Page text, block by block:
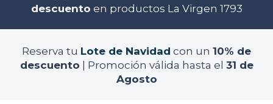
descuento en productos La Virgen 1793
Reserva tu Lote de Navidad con un 10% de
descuento | Promoción válida hasta el 31 de
Agosto